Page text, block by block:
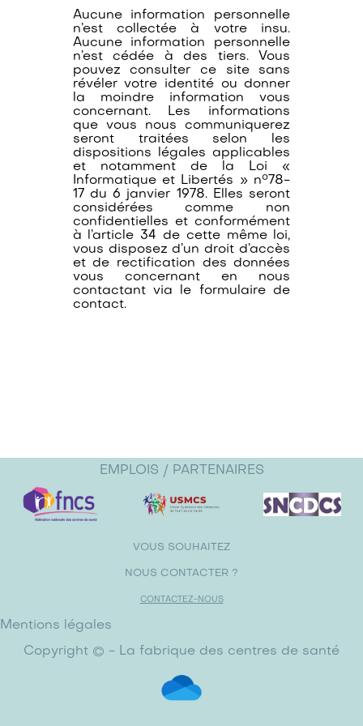
Aucune information personnelle
n’est collectée à votre insu.
Aucune information personnelle
n’est cédée à des tiers. Vous
pouvez consulter ce site sans
révéler votre identité ou donner
la moindre information vous
concernant. Les informations
que vous nous communiquerez
seront traitées selon les
dispositions légales applicables
et notamment de la Loi «
Informatique et Libertés » n°78-
17 du 6 janvier 1978. Elles seront
considérées comme non
confidentielles et conformément
à l’article 34 de cette même loi,
vous disposez d’un droit d’accès
et de rectification des données
vous concernant en nous
contactant via le formulaire de
contact.
EMPLOIS / PARTENAIRES
VOUS SOUHAITEZ
NOUS CONTACTER ?
CONTACTEZ-NOUS
Mentions légales
Copyright © - La fabrique des centres de santé